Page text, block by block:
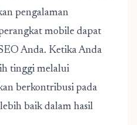
pengalaman
mobile dapat
Anda. Ketika Anda
tinggi melalui
berkontribusi pada
baik dalam hasil